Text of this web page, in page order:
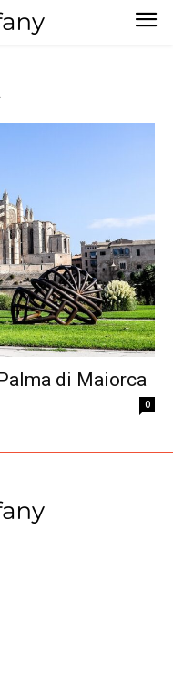
di Maiorca
0